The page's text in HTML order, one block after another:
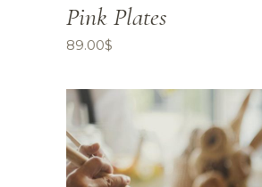
Pink Plates
89.00$